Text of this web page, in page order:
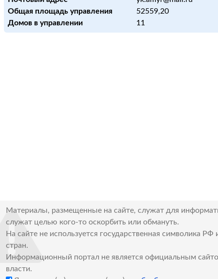
Общая площадь управления
52559,20
Домов в управлении
11
Материалы, размещенные на сайте, служат для
служат целью кого-то оскорбить или обмануть.
На сайте не используется государственная символика РФ
стран.
Информационный портал не является официальным
власти.